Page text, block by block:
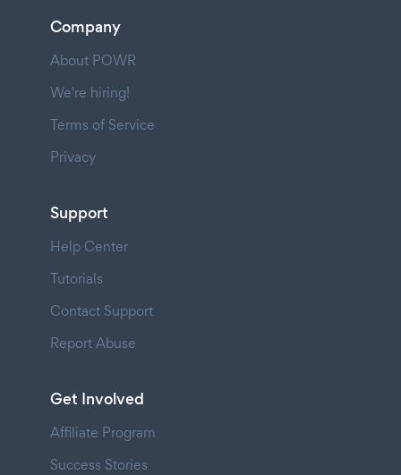
Company
About POWR
We're hiring!
Terms of Service
Privacy
Support
Help Center
Tutorials
Contact Support
Report Abuse
Get Involved
Affiliate Program
Success Stories